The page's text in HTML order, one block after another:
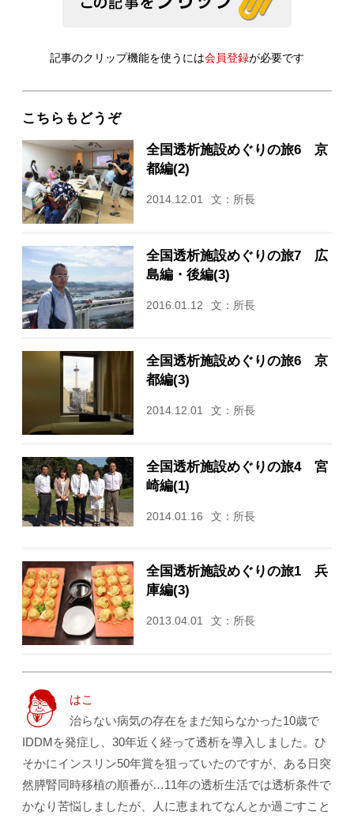
記事のクリップ機能を使うには会員登録が必要です
こちらもどうぞ
全国透析施設めぐりの旅6 京
都編(2)
2014.12.01 文：所長
全国透析施設めぐりの旅7 広
島編・後編(3)
2016.01.12 文：所長
全国透析施設めぐりの旅6 京
都編(3)
2014.12.01 文：所長
全国透析施設めぐりの旅4 宮
崎編(1)
2014.01.16 文：所長
全国透析施設めぐりの旅1 兵
庫編(3)
2013.04.01 文：所長
はこ
治らない病気の存在をまだ知らなかった10歳で
IDDMを発症し、30年近く経って透析を導入しました。ひ
そかにインスリン50年賞を狙っていたのですが、ある日突
然膵腎同時移植の順番が…11年の透析生活では透析条件で
かなり苦悩しましたが、人に恵まれてなんとか過ごすこと